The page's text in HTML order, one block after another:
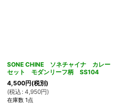
SONE CHINE ソネチャイナ カレー
セット モダンリーフ柄 SS104
4,500円(税別)
(税込 : 4,950円)
在庫数 1点